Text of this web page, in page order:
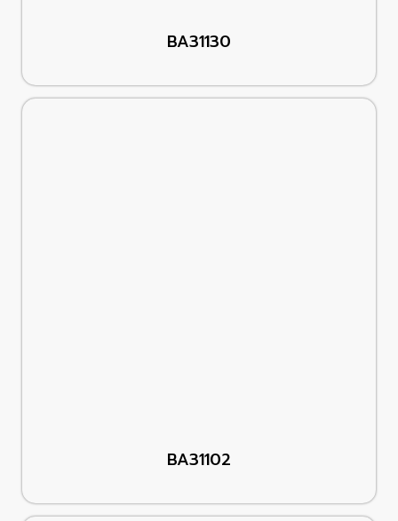
BA31130
BA31102